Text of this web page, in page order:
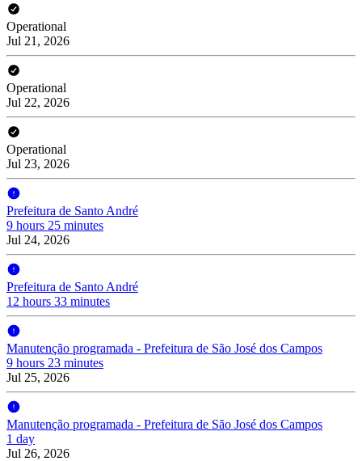
Operational
Jul 21, 2026
Operational
Jul 22, 2026
Operational
Jul 23, 2026
Prefeitura de Santo André
9 hours 25 minutes
Jul 24, 2026
Prefeitura de Santo André
12 hours 33 minutes
Manutenção programada - Prefeitura de São José dos Campos
9 hours 23 minutes
Jul 25, 2026
Manutenção programada - Prefeitura de São José dos Campos
1 day
Jul 26, 2026